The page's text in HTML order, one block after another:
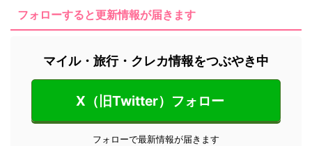
フォローすると更新情報が届きます
マイル・旅行・クレカ情報をつぶやき中
X（旧Twitter）フォロー
フォローで最新情報が届きます